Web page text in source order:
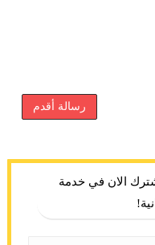
رسالة أقدم
الان في خدمة